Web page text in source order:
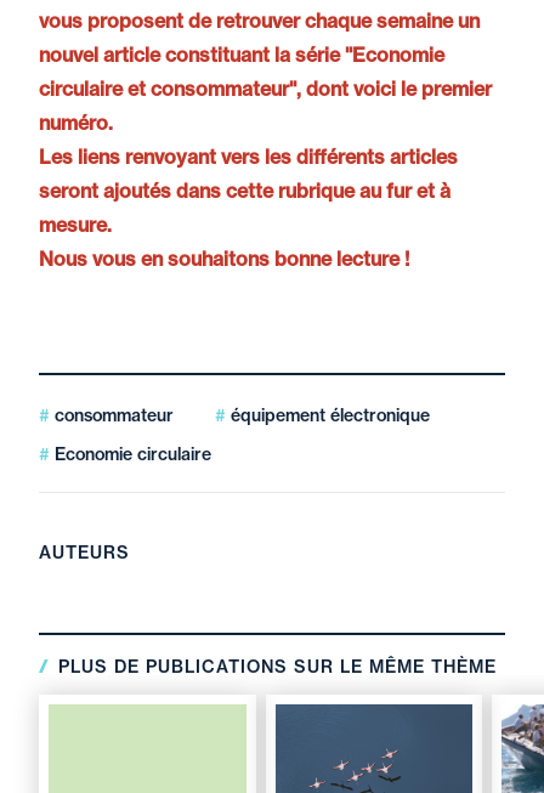
vous proposent de retrouver chaque semaine un
nouvel article constituant la série "Economie
circulaire et consommateur", dont voici le premier
numéro.
Les liens renvoyant vers les différents articles
seront ajoutés dans cette rubrique au fur et à
mesure.
Nous vous en souhaitons bonne lecture !
consommateur
équipement électronique
Economie circulaire
AUTEURS
PLUS DE PUBLICATIONS SUR LE MÊME THÈME